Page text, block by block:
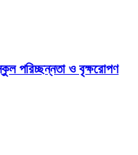
পরিচ্ছন্নতা ও বৃক্ষরোপণ